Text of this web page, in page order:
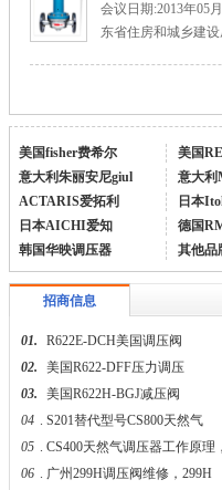
会议日期:2013年05
东省住房和城乡建
美国fisher费希尔
美国
意大利朱丽安尼giul
意大利
ACTARIS爱拓利
日本
日本AICHI爱知
德国
韩国华映调压器
其他品
招商信息
01.
R622E-DCH美国调压阀
02.
美国R622-DFF压力调压
03.
美国R622H-BGJ减压阀
04 . S201替代型号CS800天然气
05 . CS400天然气调压器工作原理
06 . 广州299H调压阀维修，299H